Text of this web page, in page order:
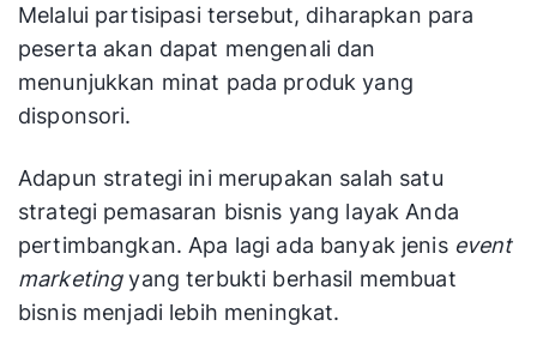
Melalui partisipasi tersebut, diharapkan para
peserta akan dapat mengenali dan
menunjukkan minat pada produk yang
disponsori.
Adapun strategi ini merupakan salah satu
strategi pemasaran bisnis yang layak Anda
pertimbangkan. Apa lagi ada banyak jenis event
marketingyang terbukti berhasil membuat
bisnis menjadi lebih meningkat.